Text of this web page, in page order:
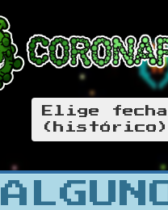
Elige fecha
(histórico)